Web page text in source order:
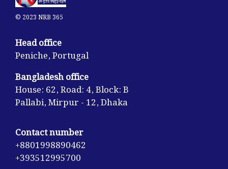
© 2023 NRB 365
Head office
Peniche, Portugal
Bangladesh office
House: 62, Road: 4, Block: B
Pallabi, Mirpur - 12, Dhaka
Contact number
+8801998890462
+393512995700